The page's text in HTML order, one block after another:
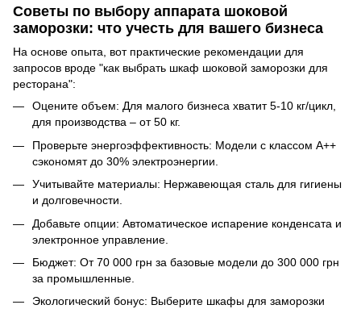
Советы по выбору аппарата шоковой
заморозки: что учесть для вашего бизнеса
На основе опыта, вот практические рекомендации для
запросов вроде "как выбрать шкаф шоковой заморозки для
ресторана":
Оцените объем: Для малого бизнеса хватит 5-10 кг/цикл,
для производства – от 50 кг.
Проверьте энергоэффективность: Модели с классом A++
сэкономят до 30% электроэнергии.
Учитывайте материалы: Нержавеющая сталь для гигиены
и долговечности.
Добавьте опции: Автоматическое испарение конденсата и
электронное управление.
Бюджет: От 70 000 грн за базовые модели до 300 000 грн
за промышленные.
Экологический бонус: Выберите шкафы для заморозки